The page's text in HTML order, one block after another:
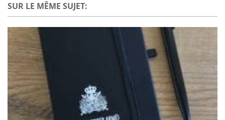
SUR LE MÊME SUJET: